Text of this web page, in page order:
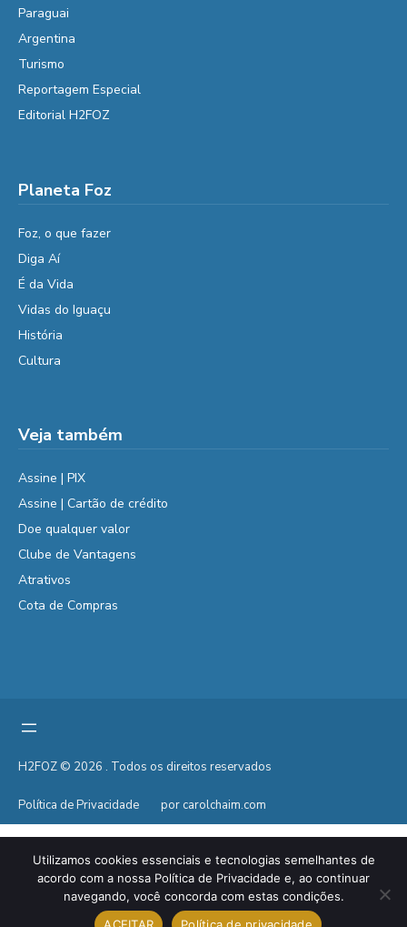
Paraguai
Argentina
Turismo
Reportagem Especial
Editorial H2FOZ
Planeta Foz
Foz, o que fazer
Diga Aí
É da Vida
Vidas do Iguaçu
História
Cultura
Veja também
Assine | PIX
Assine | Cartão de crédito
Doe qualquer valor
Clube de Vantagens
Atrativos
Cota de Compras
H2FOZ © 2026 . Todos os direitos reservados
Política de Privacidade por carolchaim.com
Utilizamos cookies essenciais e tecnologias semelhantes de
acordo com a nossa Política de Privacidade e, ao continuar
navegando, você concorda com estas condições.
ACEITAR
Política de privacidade